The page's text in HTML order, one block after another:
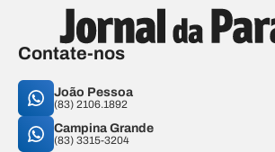
Contate-nos
João Pessoa
(83) 2106.1892
Campina Grande
(83) 3315-3204